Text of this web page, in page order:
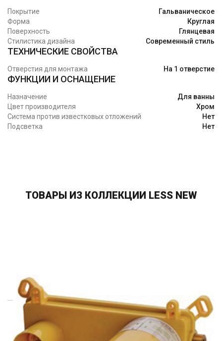
Покрытие
Гальваническое
Форма
Круглая
Поверхность
Глянцевая
Стилистика дизайна
Современный стиль
ТЕХНИЧЕСКИЕ СВОЙСТВА
Отверстия для монтажа На 1 отверстие
ФУНКЦИИ И ОСНАЩЕНИЕ
Назначение
Для ванны
Цвет производителя
Хром
Система против известковых отложений
Нет
Подсветка
Нет
ТОВАРЫ ИЗ КОЛЛЕКЦИИ LESS NEW